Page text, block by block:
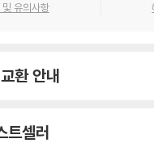
손상이 발생하면, 재 판매가 어
다. 택배 이동 중 파손이 발생하
및 유의사항
환 안내
트셀러